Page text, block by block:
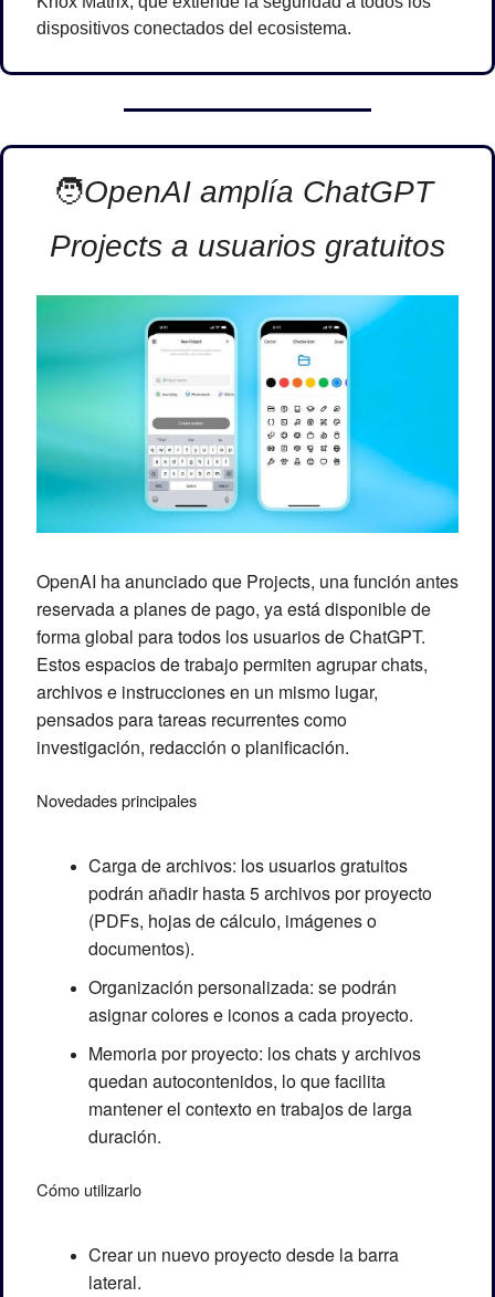
dispositivos conectados del ecosistema.
🧑OpenAI amplía ChatGPT
Projects a usuarios gratuitos
OpenAI ha anunciado que Projects, una función antes
reservada a planes de pago, ya está disponible de
forma global para todos los usuarios de ChatGPT.
Estos espacios de trabajo permiten agrupar chats,
archivos e instrucciones en un mismo lugar,
pensados para tareas recurrentes como
investigación, redacción o planificación.
Novedades principales
Carga de archivos: los usuarios gratuitos
podrán añadir hasta 5 archivos por proyecto
(PDFs, hojas de cálculo, imágenes o
documentos).
Organización personalizada: se podrán
asignar colores e iconos a cada proyecto.
Memoria por proyecto: los chats y archivos
quedan autocontenidos, lo que facilita
mantener el contexto en trabajos de larga
duración.
Cómo utilizarlo
Crear un nuevo proyecto desde la barra
lateral.